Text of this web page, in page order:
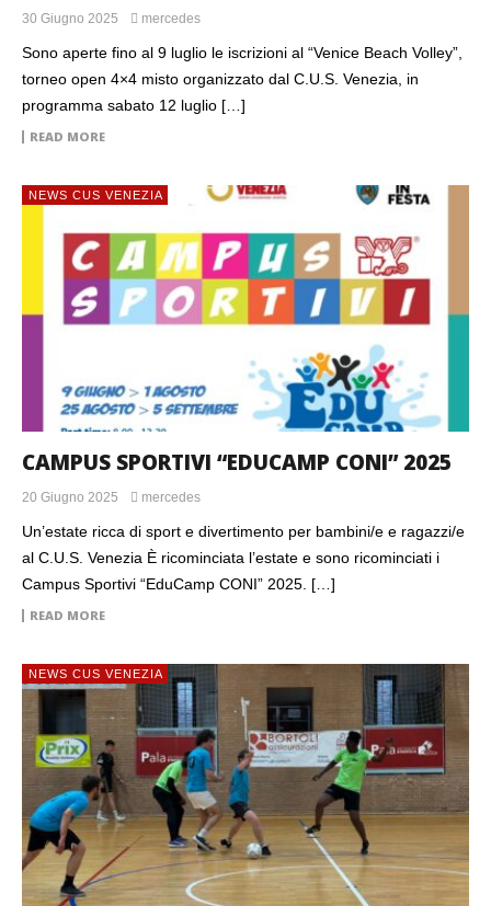
30 Giugno 2025 mercedes
Sono aperte fino al 9 luglio le iscrizioni al “Venice Beach Volley”,
torneo open 4×4 misto organizzato dal C.U.S. Venezia, in
programma sabato 12 luglio […]
READ MORE
NEWS CUS VENEZIA
CAMPUS SPORTIVI “EDUCAMP CONI” 2025
20 Giugno 2025 mercedes
Un’estate ricca di sport e divertimento per bambini/e e ragazzi/e
al C.U.S. Venezia È ricominciata l’estate e sono ricominciati i
Campus Sportivi “EduCamp CONI” 2025. […]
READ MORE
NEWS CUS VENEZIA